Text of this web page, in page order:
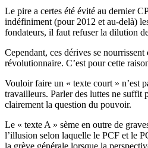
Le pire a certes été évité au dernier
indéfiniment (pour 2012 et au-delà)
fondateurs, il faut refuser la dilution
Cependant, ces dérives se
révolutionnaire. C’est pour cette
Vouloir faire un « texte court » n’est
travailleurs. Parler des luttes ne suffit
clairement la question du pouvoir.
Le « texte A » sème en outre de
l’illusion selon laquelle le PCF et le